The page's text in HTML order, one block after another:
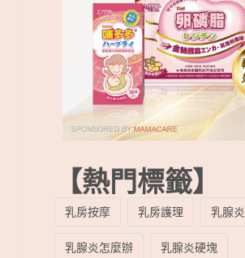
【熱門標籤】
乳房按摩 乳房護理
乳腺炎
乳腺炎怎麼辦
乳腺炎硬塊